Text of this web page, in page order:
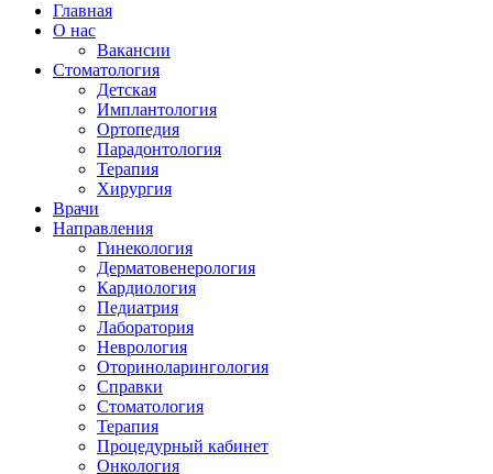
Главная
О нас
Вакансии
Стоматология
Детская
Имплантология
Ортопедия
Парадонтология
Терапия
Хирургия
Врачи
Направления
Гинекология
Дерматовенерология
Кардиология
Педиатрия
Лаборатория
Неврология
Оториноларингология
Справки
Стоматология
Терапия
Процедурный кабинет
Онкология